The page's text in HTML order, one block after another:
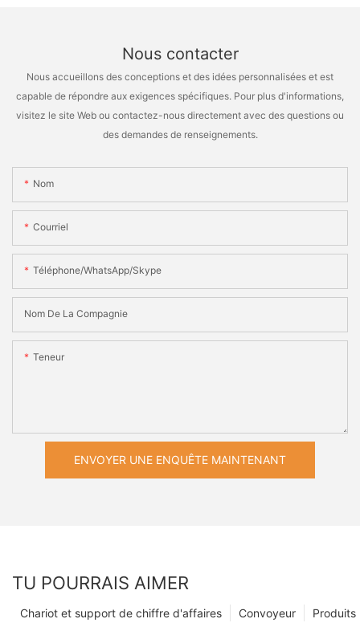
Nous contacter
Nous accueillons des conceptions et des idées personnalisées et est
capable de répondre aux exigences spécifiques. Pour plus d'informations,
visitez le site Web ou contactez-nous directement avec des questions ou
des demandes de renseignements.
Nom
Courriel
Téléphone/WhatsApp/Skype
Nom De La Compagnie
Teneur
ENVOYER UNE ENQUÊTE MAINTENANT
TU POURRAIS AIMER
Produits
Convoyeur
Chariot et support de chiffre d'affaires